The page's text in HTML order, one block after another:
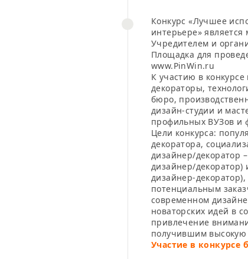
Конкурс «Лучшее
интерьере»
Учредителем и
Площадка для
www.PinWin.ru
К участию в
декораторы,
бюро,
дизайн-студии и
профильных ВУЗов и
Цели конкурса:
декоратора,
дизайнер/декоратор
дизайнер/декоратор)
дизайнер-
потенциальным
современном
новаторских идей в
привлечение
получившим высокую
Участие в конкурсе